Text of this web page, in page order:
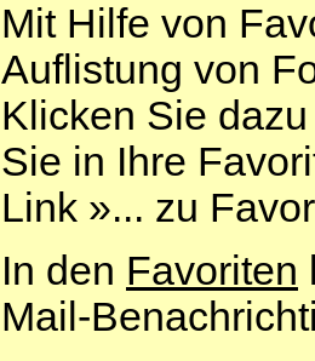
Mit Hilfe von
Auflistung von
Klicken Sie
Sie in Ihre
Link »... zu
In den Favoriten
Mail-